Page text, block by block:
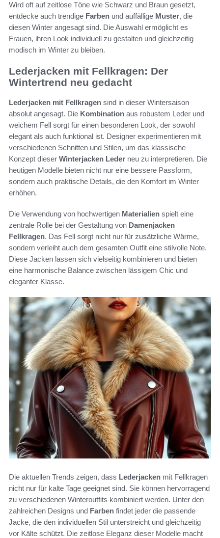
Wird oft auf zeitlose Töne wie Schwarz und Braun gesetzt,
entdecke auch trendige Farben und auffällige Muster, die
diesen Winter angesagt sind. Die Auswahl ermöglicht es
Frauen, ihren Look individuell zu gestalten und gleichzeitig
modisch im Winter zu bleiben.
Lederjacken mit Fellkragen: Der
Wintertrend neu gedacht
Lederjacken mit Fellkragen sind in dieser Wintersaison
absolut angesagt. Die Kombination aus robustem Leder und
weichem Fell sorgt für einen besonderen Look, der sowohl
elegant als auch funktional ist. Designer experimentieren mit
verschiedenen Schnitten und Stilen, um das klassische
Konzept dieser Winterjacken Leder neu zu interpretieren. Die
heutigen Modelle bieten nicht nur eine bessere Passform,
sondern auch praktische Details, die den Komfort im Winter
erhöhen.
Die Verwendung von hochwertigen Materialien spielt eine
zentrale Rolle bei der Gestaltung von Damenjacken
Fellkragen. Das Fell sorgt nicht nur für zusätzliche Wärme,
sondern verleiht auch dem gesamten Outfit eine stilvolle Note.
Diese Jacken lassen sich vielseitig kombinieren und bieten
eine harmonische Balance zwischen lässigem Chic und
eleganter Klasse.
Die aktuellen Trends zeigen, dass Lederjacken mit Fellkragen
nicht nur für kalte Tage geeignet sind. Sie können hervorragend
zu verschiedenen Winteroutfits kombiniert werden. Unter den
zahlreichen Designs und Farben findet jeder die passende
Jacke, die den individuellen Stil unterstreicht und gleichzeitig
vor Kälte schützt. Die zeitlose Eleganz dieser Modelle macht